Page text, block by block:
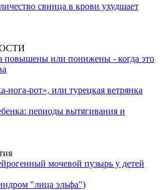
свинца в крови ухудшает
повышены или понижены - когда это
нога-рот», или турецкая ветрянка
периоды вытягивания и
мочевой пузырь у детей
"лица эльфа")